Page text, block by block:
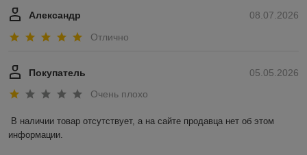
08.07.2026
Александр
Отлично
05.05.2026
Покупатель
Очень плохо
В наличии товар отсутствует, а на сайте продавца нет об этом
информации.